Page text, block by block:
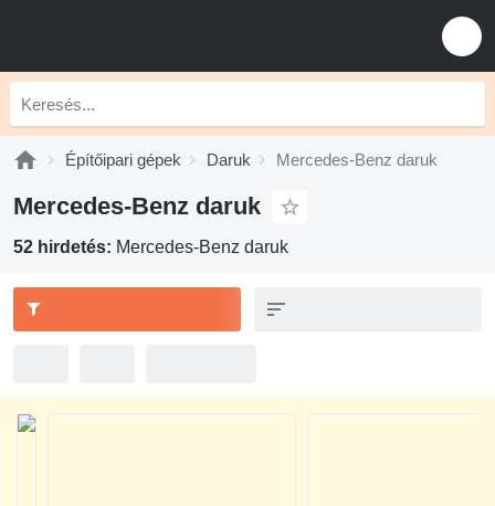
Építőipari gépek Daruk Mercedes-Benz daruk
Mercedes-Benz daruk
52 hirdetés: Mercedes-Benz daruk